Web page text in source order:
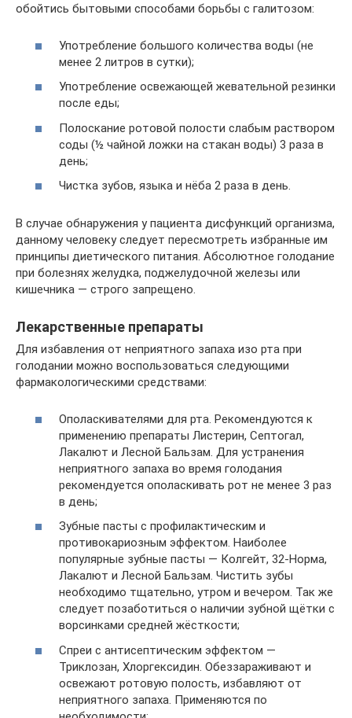
обойтись бытовыми способами борьбы с галитозом:
Употребление большого количества воды (не
менее 2 литров в сутки);
Употребление освежающей жевательной резинки
после еды;
Полоскание ротовой полости слабым раствором
соды (½ чайной ложки на стакан воды) 3 раза в
день;
Чистка зубов, языка и нёба 2 раза в день.
В случае обнаружения у пациента дисфункций организма,
данному человеку следует пересмотреть избранные им
принципы диетического питания. Абсолютное голодание
при болезнях желудка, поджелудочной железы или
кишечника — строго запрещено.
Лекарственные препараты
Для избавления от неприятного запаха изо рта при
голодании можно воспользоваться следующими
фармакологическими средствами:
Ополаскивателями для рта. Рекомендуются к
применению препараты Листерин, Септогал,
Лакалют и Лесной Бальзам. Для устранения
неприятного запаха во время голодания
рекомендуется ополаскивать рот не менее 3 раз
в день;
Зубные пасты с профилактическим и
противокариозным эффектом. Наиболее
популярные зубные пасты — Колгейт, 32-Норма,
Лакалют и Лесной Бальзам. Чистить зубы
необходимо тщательно, утром и вечером. Так же
следует позаботиться о наличии зубной щётки с
ворсинками средней жёсткости;
Спреи с антисептическим эффектом —
Триклозан, Хлоргексидин. Обеззараживают и
освежают ротовую полость, избавляют от
неприятного запаха. Применяются по